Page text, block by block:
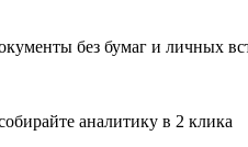
без бумаг и личных
аналитику в 2 клика